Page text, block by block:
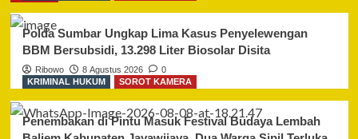
Polda Sumbar Ungkap Lima Kasus Penyelewengan
BBM Bersubsidi, 13.298 Liter Biosolar Disita
Ribowo 8 Agustus 2026
0
KRIMINAL HUKUM
SOROT KAMERA
Penembakan di Pintu Masuk Festival Budaya Lembah